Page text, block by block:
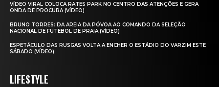
VÍDEO VIRAL COLOCA RATES PARK NO CENTRO DAS ATENÇÕES E GERA
ONDA DE PROCURA (VÍDEO)
BRUNO TORRES: DA AREIA DA PÓVOA AO COMANDO DA SELEÇÃO
NACIONAL DE FUTEBOL DE PRAIA (VÍDEO)
ESPETÁCULO DAS RUSGAS VOLTA A ENCHER O ESTÁDIO DO VARZIM ESTE
SÁBADO (VÍDEO)
LIFESTYLE